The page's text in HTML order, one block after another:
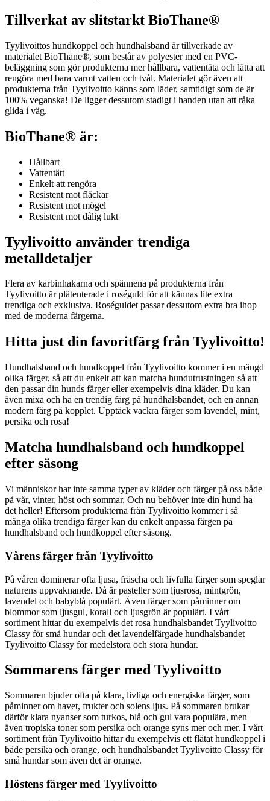
Tillverkat av slitstarkt BioThane®
Tyylivoittos hundkoppel och hundhalsband är tillverkade av
materialet BioThane®, som består av polyester med en PVC-
beläggning som gör produkterna mer hållbara, vattentäta och lätta att
rengöra med bara varmt vatten och tvål. Materialet gör även att
produkterna från Tyylivoitto känns som läder, samtidigt som de är
100% veganska! De ligger dessutom stadigt i handen utan att råka
glida i väg.
BioThane® är:
Hållbart
Vattentätt
Enkelt att rengöra
Resistent mot fläckar
Resistent mot mögel
Resistent mot dålig lukt
Tyylivoitto använder trendiga
metalldetaljer
Flera av karbinhakarna och spännena på produkterna från
Tyylivoitto är plätenterade i roséguld för att kännas lite extra
trendiga och exklusiva. Roséguldet passar dessutom extra bra ihop
med de moderna färgerna.
Hitta just din favoritfärg från Tyylivoitto!
Hundhalsband och hundkoppel från Tyylivoitto kommer i en mängd
olika färger, så att du enkelt att kan matcha hundutrustningen så att
den passar din hunds färger eller exempelvis dina kläder. Du kan
även mixa och ha en trendig färg på hundhalsbandet, och en annan
modern färg på kopplet. Upptäck vackra färger som lavendel, mint,
persika och rosa!
Matcha hundhalsband och hundkoppel
efter säsong
Vi människor har inte samma typer av kläder och färger på oss både
på vår, vinter, höst och sommar. Och nu behöver inte din hund ha
det heller! Eftersom produkterna från Tyylivoitto kommer i så
många olika trendiga färger kan du enkelt anpassa färgen på
hundhalsband och hundkoppel efter säsong.
Vårens färger från Tyylivoitto
På våren dominerar ofta ljusa, fräscha och livfulla färger som speglar
naturens uppvaknande. Då är pasteller som ljusrosa, mintgrön,
lavendel och babyblå populärt. Även färger som påminner om
blommor som ljusgul, korall och ljusgrön är populärt. I vårt
sortiment hittar du exempelvis det rosa hundhalsbandet Tyylivoitto
Classy för små hundar och det lavendelfärgade hundhalsbandet
Tyylivoitto Classy för medelstora och stora hundar.
Sommarens färger med Tyylivoitto
Sommaren bjuder ofta på klara, livliga och energiska färger, som
påminner om havet, frukter och solens ljus. På sommaren brukar
därför klara nyanser som turkos, blå och gul vara populära, men
även tropiska toner som persika och orange syns mer och mer. I vårt
sortiment från Tyylivoitto hittar du exempelvis ett flätat hundkoppel i
både persika och orange, och hundhalsbandet Tyylivoitto Classy för
små hundar som även det är orange.
Höstens färger med Tyylivoitto